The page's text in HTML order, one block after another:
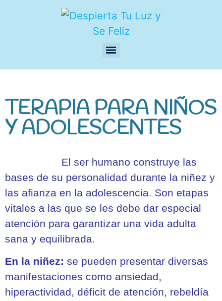
TERAPIA PARA NIÑOS
Y ADOLESCENTES
El ser humano construye las
bases de su personalidad durante la niñez y
las afianza en la adolescencia. Son etapas
vitales a las que se les debe dar especial
atención para garantizar una vida adulta
sana y equilibrada.
En la niñez: se pueden presentar diversas
manifestaciones como ansiedad,
hiperactividad, déficit de atención, rebeldía